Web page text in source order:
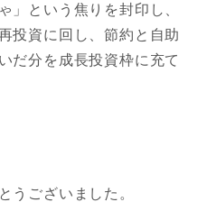
」という焦りを封印し、
投資に回し、節約と自助
だ分を成長投資枠に充て
うございました。